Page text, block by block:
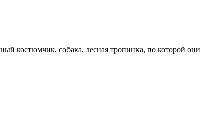
костюмчик, собака, лесная тропинка, по которой они